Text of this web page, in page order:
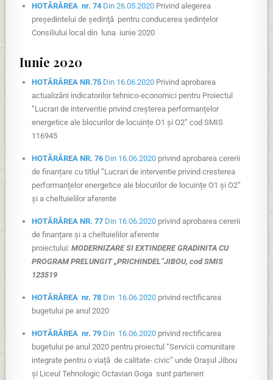
HOTĂRÂREA nr. 74 Din 26.05.2020 Privind alegerea
preşedintelui de şedinţă pentru conducerea ședințelor
Consiliului local din luna iunie 2020
Iunie 2020
HOTĂRÂREA NR.75 Din 16.06.2020 Privind aprobarea
actualizării indicatorilor tehnico-economici pentru Proiectul
”Lucrari de interventie privind creșterea performanțelor
energetice ale blocurilor de locuințe O1 și O2” cod SMIS
116945
HOTĂRÂREA NR. 76 Din 16.06.2020 privind aprobarea cererii
de finanțare cu titlul ”Lucrari de interventie privind cresterea
performanțelor energetice ale blocurilor de locuințe O1 și O2”
și a cheltuielilor aferente
HOTĂRÂREA NR. 77 Din 16.06.2020 privind aprobarea cererii
de finanțare și a cheltuielilor aferente
proiectului:MODERNIZARE SI EXTINDERE GRADINITACU
PROGRAM PRELUNGIT „PRICHINDEL”JIBOU,cod SMIS
123519
HOTĂRÂREA nr. 78 Din 16.06.2020 privind rectificarea
bugetului pe anul 2020
HOTĂRÂREA nr. 79 Din 16.06.2020 privind rectificarea
bugetului pe anul 2020 pentru proiectul “Servicii comunitare
integrate pentru o viață de calitate- civic” unde Orașul Jibou
și Liceul Tehnologic Octavian Goga sunt parteneri